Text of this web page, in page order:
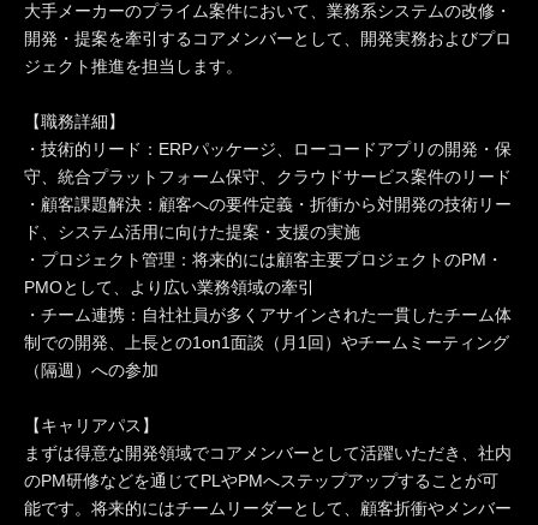
大手メーカーのプライム案件において、業務系システムの改修・
開発・提案を牽引するコアメンバーとして、開発実務およびプロ
ジェクト推進を担当します。
【職務詳細】
・技術的リード：ERPパッケージ、ローコードアプリの開発・保
守、統合プラットフォーム保守、クラウドサービス案件のリード
・顧客課題解決：顧客への要件定義・折衝から対開発の技術リー
ド、システム活用に向けた提案・支援の実施
・プロジェクト管理：将来的には顧客主要プロジェクトのPM・
PMOとして、より広い業務領域の牽引
・チーム連携：自社社員が多くアサインされた一貫したチーム体
制での開発、上長との1on1面談（月1回）やチームミーティング
（隔週）への参加
【キャリアパス】
まずは得意な開発領域でコアメンバーとして活躍いただき、社内
のPM研修などを通じてPLやPMへステップアップすることが可
能です。将来的にはチームリーダーとして、顧客折衝やメンバー